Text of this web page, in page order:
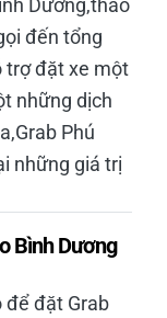
đến tổng
trợ đặt xe một
những dịch
Phú
những giá trị
Bình Dương
để đặt Grab